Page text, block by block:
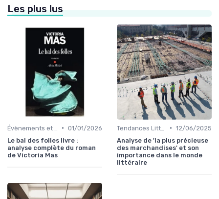
Les plus lus
• 01/01/2026
Le bal des folles livre :
analyse complète du roman
de Victoria Mas
• 12/06/2025
Analyse de 'la plus précieuse
des marchandises' et son
importance dans le monde
littéraire